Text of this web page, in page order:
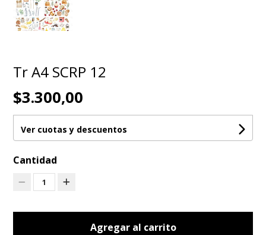
Tr A4 SCRP 12
$3.300,00
Ver cuotas y descuentos
Cantidad
1
Agregar al carrito